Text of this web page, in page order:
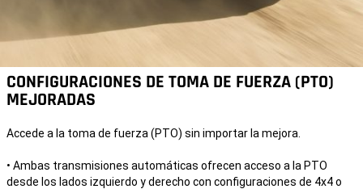
CONFIGURACIONES DE TOMA DE FUERZA (PTO)
MEJORADAS
Accede a la toma de fuerza (PTO) sin importar la mejora.
• Ambas transmisiones automáticas ofrecen acceso a la PTO
desde los lados izquierdo y derecho con configuraciones de 4x4 o